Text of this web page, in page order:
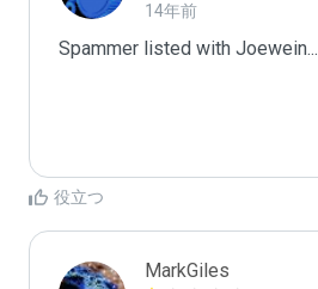
14年前
Spammer listed with Joewein...
役立つ
MarkGiles